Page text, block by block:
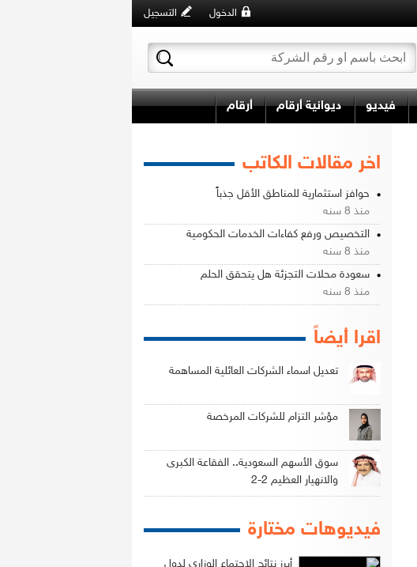
التسجيل الدخول
فيديو ديوانية أرقام أرقام
اخر مقالات الكاتب
حوافز استثمارية للمناطق الأقل جذباً
منذ 8 سنه
التخصيص ورفع كفاءات الخدمات الحكومية
منذ 8 سنه
سعودة محلات التجزئة هل يتحقق الحلم
منذ 8 سنه
اقرا أيضاً
تعديل اسماء الشركات العائلية المساهمة
مؤشر التزام للشركات المرخصة
سوق الأسهم السعودية.. الفقاعة الكبرى
والانهيار العظيم 2-2
فيديوهات مختارة
أبرز نتائج الاجتماع الوزاري لدول